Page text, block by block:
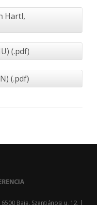
Hartl,
(.pdf)
(.pdf)
Baja, Szentjánosi u. 12. |